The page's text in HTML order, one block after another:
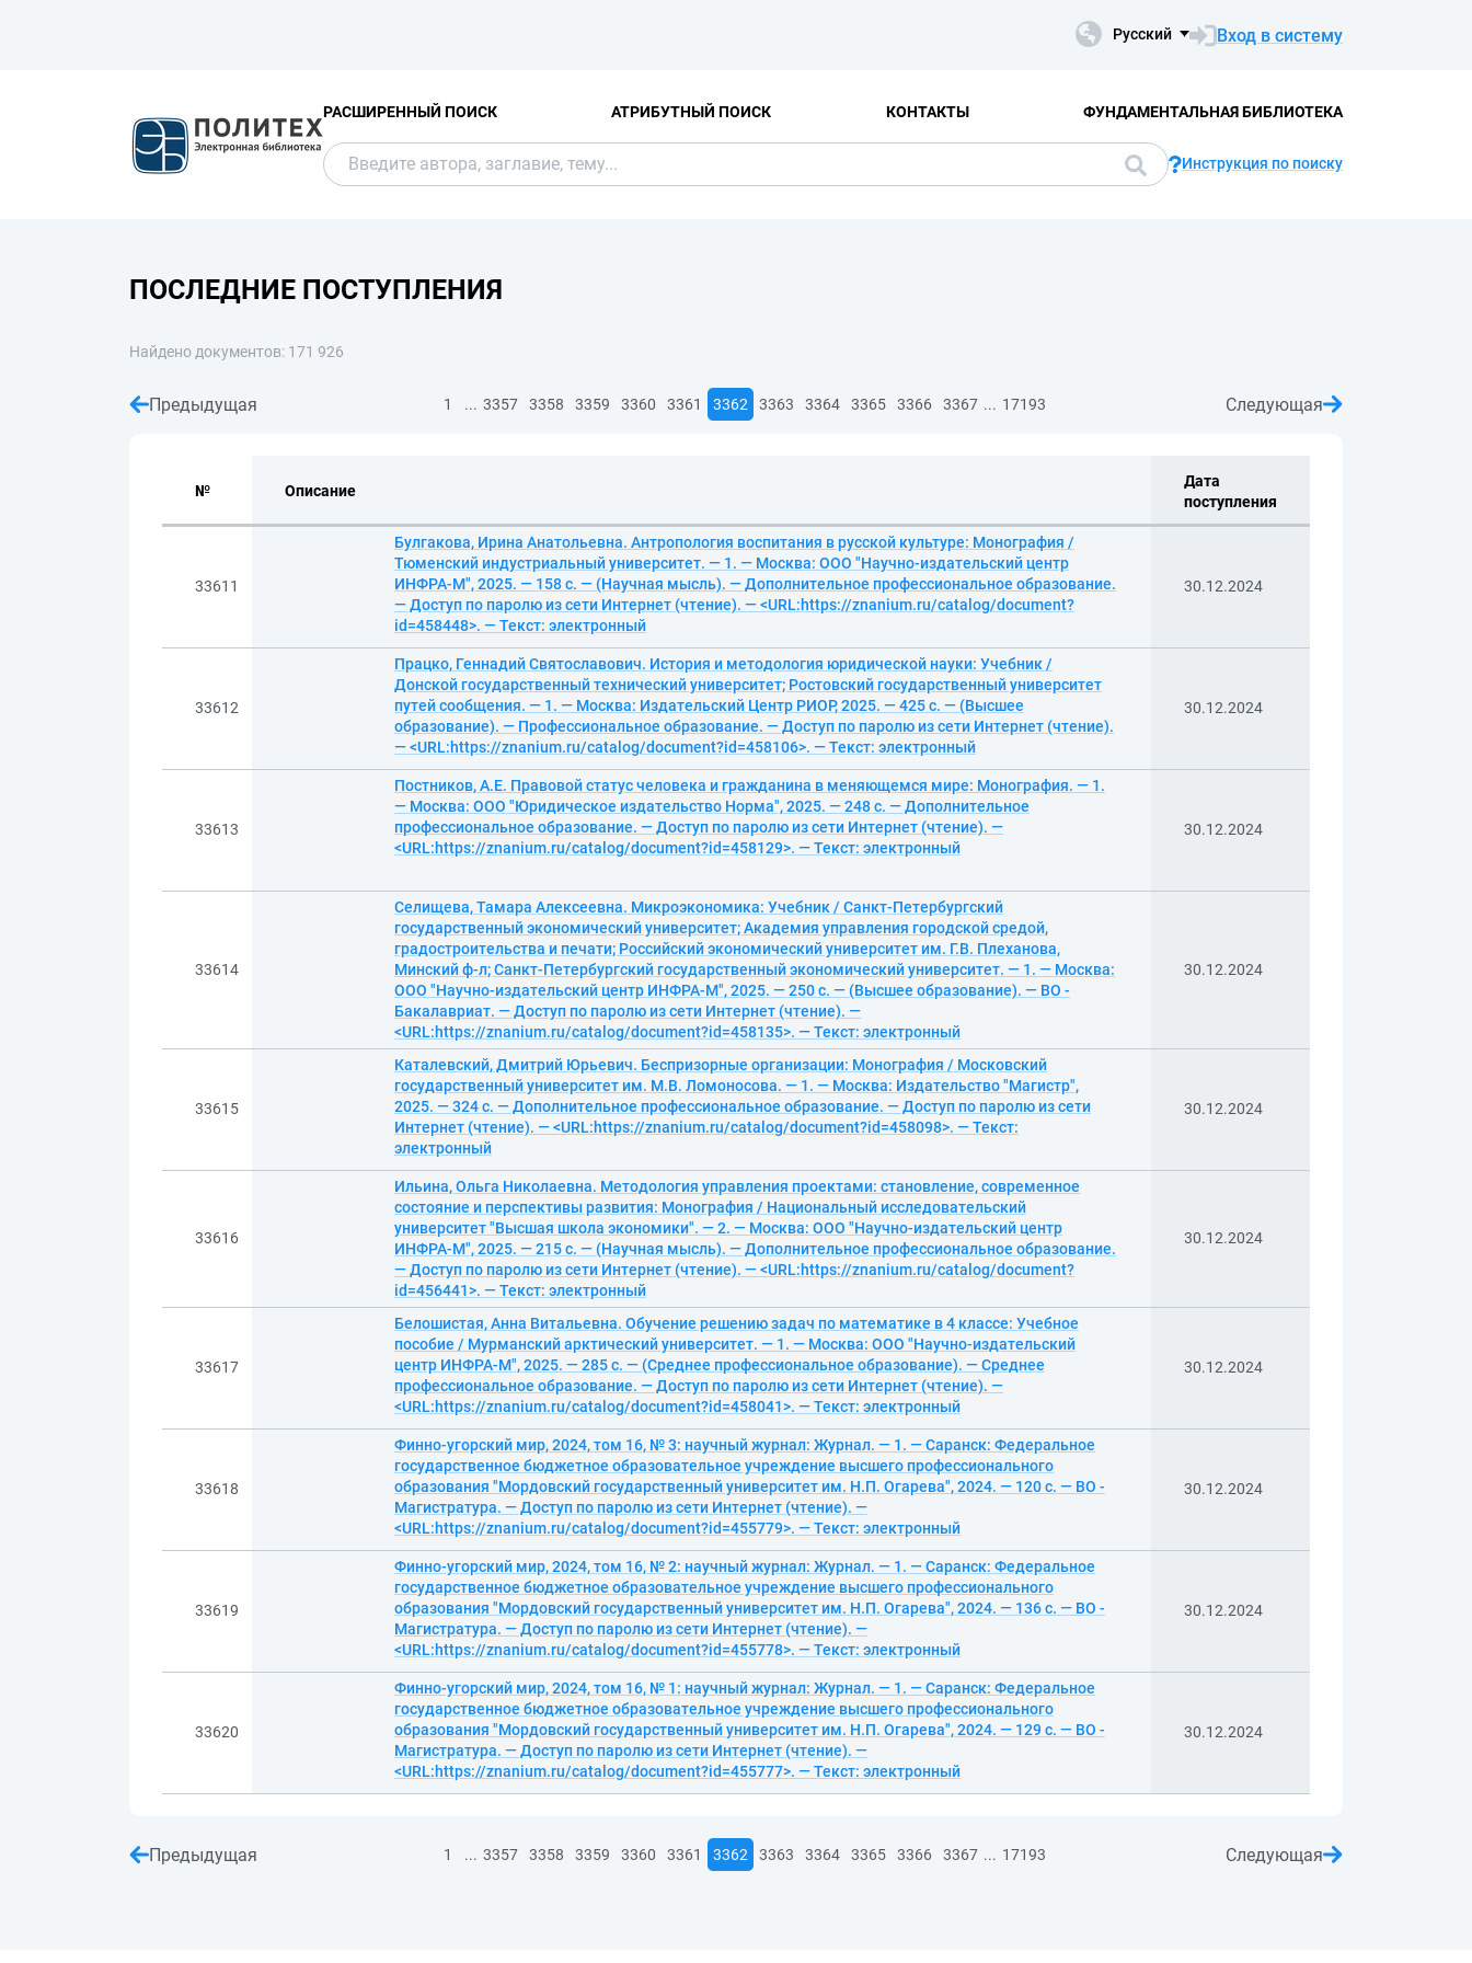
Русский Вход в систему
РАСШИРЕННЫЙ ПОИСК АТРИБУТНЫЙ ПОИСК КОНТАКТЫ ФУНДАМЕНТАЛЬНАЯ БИБЛИОТЕКА
Инструкция по поиску
ПОСЛЕДНИЕ ПОСТУПЛЕНИЯ
Найдено документов: 171 926
Предыдущая 1 ... 3357 3358 3359 3360 3361 3362 3363 3364 3365 3366 3367 ... 17193 Следующая
№ Описание
Дата
поступления
33611
Булгакова, Ирина Анатольевна. Антропология воспитания в русской культуре: Монография /
Тюменский индустриальный университет. — 1. — Москва: ООО "Научно-издательский центр
ИНФРА-М", 2025. — 158 с. — (Научная мысль). — Дополнительное профессиональное образование.
— Доступ по паролю из сети Интернет (чтение). — <URL:https://znanium.ru/catalog/document?
id=458448>. — Текст: электронный
30.12.2024
33612
Працко, Геннадий Святославович. История и методология юридической науки: Учебник /
Донской государственный технический университет; Ростовский государственный университет
путей сообщения. — 1. — Москва: Издательский Центр РИОР, 2025. — 425 с. — (Высшее
образование). — Профессиональное образование. — Доступ по паролю из сети Интернет (чтение).
— <URL:https://znanium.ru/catalog/document?id=458106>. — Текст: электронный
30.12.2024
33613
Постников, А.Е. Правовой статус человека и гражданина в меняющемся мире: Монография. — 1.
— Москва: ООО "Юридическое издательство Норма", 2025. — 248 с. — Дополнительное
профессиональное образование. — Доступ по паролю из сети Интернет (чтение). —
<URL:https://znanium.ru/catalog/document?id=458129>. — Текст: электронный
30.12.2024
33614
Селищева, Тамара Алексеевна. Микроэкономика: Учебник / Санкт-Петербургский
государственный экономический университет; Академия управления городской средой,
градостроительства и печати; Российский экономический университет им. Г.В. Плеханова,
Минский ф-л; Санкт-Петербургский государственный экономический университет. — 1. — Москва:
ООО "Научно-издательский центр ИНФРА-М", 2025. — 250 с. — (Высшее образование). — ВО -
Бакалавриат. — Доступ по паролю из сети Интернет (чтение). —
<URL:https://znanium.ru/catalog/document?id=458135>. — Текст: электронный
30.12.2024
33615
Каталевский, Дмитрий Юрьевич. Беспризорные организации: Монография / Московский
государственный университет им. М.В. Ломоносова. — 1. — Москва: Издательство "Магистр",
2025. — 324 с. — Дополнительное профессиональное образование. — Доступ по паролю из сети
Интернет (чтение). — <URL:https://znanium.ru/catalog/document?id=458098>. — Текст:
электронный
30.12.2024
33616
Ильина, Ольга Николаевна. Методология управления проектами: становление, современное
состояние и перспективы развития: Монография / Национальный исследовательский
университет "Высшая школа экономики". — 2. — Москва: ООО "Научно-издательский центр
ИНФРА-М", 2025. — 215 с. — (Научная мысль). — Дополнительное профессиональное образование.
— Доступ по паролю из сети Интернет (чтение). — <URL:https://znanium.ru/catalog/document?
id=456441>. — Текст: электронный
30.12.2024
33617
Белошистая, Анна Витальевна. Обучение решению задач по математике в 4 классе: Учебное
пособие / Мурманский арктический университет. — 1. — Москва: ООО "Научно-издательский
центр ИНФРА-М", 2025. — 285 с. — (Среднее профессиональное образование). — Среднее
профессиональное образование. — Доступ по паролю из сети Интернет (чтение). —
<URL:https://znanium.ru/catalog/document?id=458041>. — Текст: электронный
30.12.2024
33618
Финно-угорский мир, 2024, том 16, № 3: научный журнал: Журнал. — 1. — Саранск: Федеральное
государственное бюджетное образовательное учреждение высшего профессионального
образования "Мордовский государственный университет им. Н.П. Огарева", 2024. — 120 с. — ВО -
Магистратура. — Доступ по паролю из сети Интернет (чтение). —
<URL:https://znanium.ru/catalog/document?id=455779>. — Текст: электронный
30.12.2024
33619
Финно-угорский мир, 2024, том 16, № 2: научный журнал: Журнал. — 1. — Саранск: Федеральное
государственное бюджетное образовательное учреждение высшего профессионального
образования "Мордовский государственный университет им. Н.П. Огарева", 2024. — 136 с. — ВО -
Магистратура. — Доступ по паролю из сети Интернет (чтение). —
<URL:https://znanium.ru/catalog/document?id=455778>. — Текст: электронный
30.12.2024
33620
Финно-угорский мир, 2024, том 16, № 1: научный журнал: Журнал. — 1. — Саранск: Федеральное
государственное бюджетное образовательное учреждение высшего профессионального
образования "Мордовский государственный университет им. Н.П. Огарева", 2024. — 129 с. — ВО -
Магистратура. — Доступ по паролю из сети Интернет (чтение). —
<URL:https://znanium.ru/catalog/document?id=455777>. — Текст: электронный
30.12.2024
Предыдущая 1 ... 3357 3358 3359 3360 3361 3362 3363 3364 3365 3366 3367 ... 17193 Следующая